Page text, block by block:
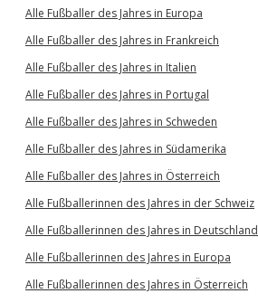
Alle Fußballer des Jahres in Europa
Alle Fußballer des Jahres in Frankreich
Alle Fußballer des Jahres in Italien
Alle Fußballer des Jahres in Portugal
Alle Fußballer des Jahres in Schweden
Alle Fußballer des Jahres in Südamerika
Alle Fußballer des Jahres in Österreich
Alle Fußballerinnen des Jahres in der Schweiz
Alle Fußballerinnen des Jahres in Deutschland
Alle Fußballerinnen des Jahres in Europa
Alle Fußballerinnen des Jahres in Österreich